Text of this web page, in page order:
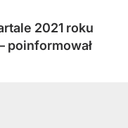
2021 roku
poinformował